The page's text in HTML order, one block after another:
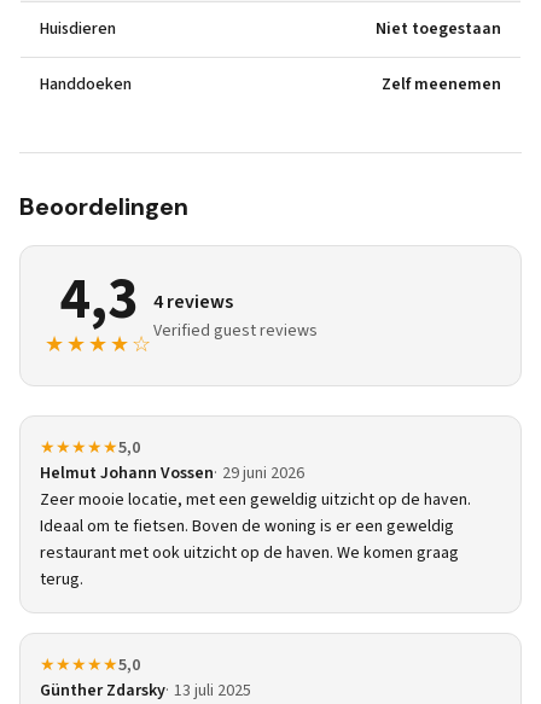
Huisdieren Niet toegestaan
Handdoeken Zelf meenemen
Beoordelingen
4,3
★★★★☆
4 reviews
Verified guest reviews
★★★★★5,0
Helmut Johann Vossen 29 juni 2026
Zeer mooie locatie, met een geweldig uitzicht op de haven.
Ideaal om te fietsen. Boven de woning is er een geweldig
restaurant met ook uitzicht op de haven. We komen graag
terug.
★★★★★5,0
Günther Zdarsky 13 juli 2025